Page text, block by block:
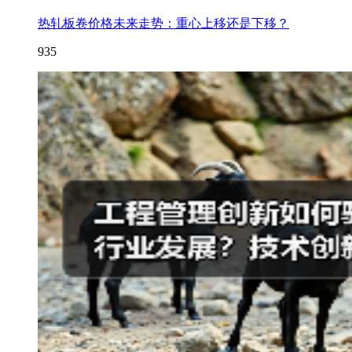
热轧板卷价格未来走势：重心上移还是下移？
935